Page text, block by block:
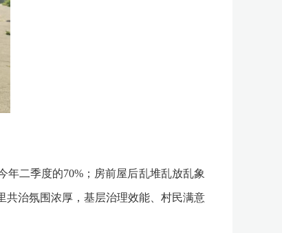
二季度的70%；房前屋后乱堆乱放乱象
共治氛围浓厚，基层治理效能、村民满意